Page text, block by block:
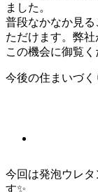
ました。
普段なかなか見
ただけます。弊社
この機会に御覧く
今後の住まいづく
今回は発泡ウレ
す✨